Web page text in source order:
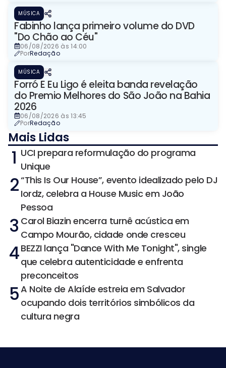
MÚSICA
Fabinho lança primeiro volume do DVD
"Do Chão ao Céu"
06/08/2026 às 14:00
PorRedação
MÚSICA
Forró E Eu Ligo é eleita banda revelação
do Premio Melhores do São João na Bahia
2026
06/08/2026 às 13:45
PorRedação
Mais Lidas
1 UCI prepara reformulação do programa
Unique
2“This Is Our House”, evento idealizado pelo DJ
Iordz, celebra a House Music em João
Pessoa
3 Carol Biazin encerra turnê acústica em
Campo Mourão, cidade onde cresceu
4BEZZI lança "Dance With Me Tonight", single
que celebra autenticidade e enfrenta
preconceitos
5A Noite de Alaíde estreia em Salvador
ocupando dois territórios simbólicos da
cultura negra